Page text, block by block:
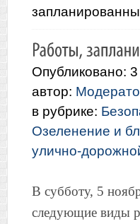
Опубликовано:
автор:
в рубрике:
Озеленение и
улично-
В субботу, 5
следующие виды